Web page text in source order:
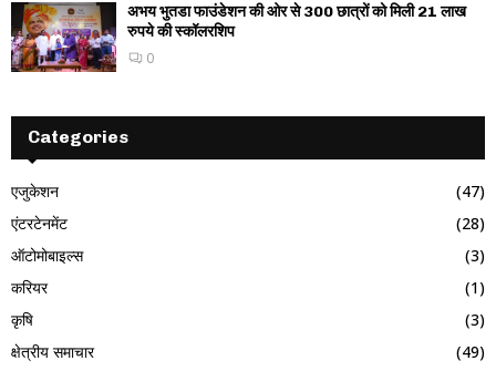
अभय भुतडा फाउंडेशन की ओर से 300 छात्रों को मिली 21 लाख
रुपये की स्कॉलरशिप
0
Categories
एजुकेशन
(47)
एंटरटेनमेंट
(28)
ऑटोमोबाइल्स
(3)
करियर
(1)
कृषि
(3)
क्षेत्रीय समाचार
(49)